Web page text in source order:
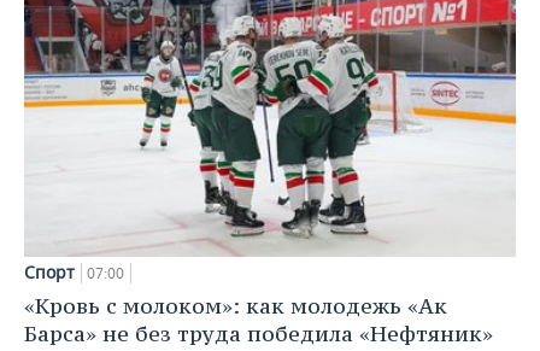
Спорт 07:00
«Кровь с молоком»: как молодежь «Ак
Барса» не без труда победила «Нефтяник»